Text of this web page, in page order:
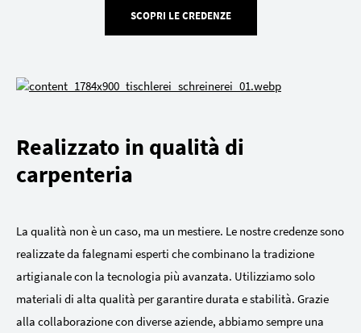
SCOPRI LE CREDENZE
Realizzato in qualità di
carpenteria
La qualità non è un caso, ma un mestiere. Le nostre credenze sono
realizzate da falegnami esperti che combinano la tradizione
artigianale con la tecnologia più avanzata. Utilizziamo solo
materiali di alta qualità per garantire durata e stabilità. Grazie
alla collaborazione con diverse aziende, abbiamo sempre una